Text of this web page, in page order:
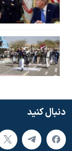
دنبال کنید